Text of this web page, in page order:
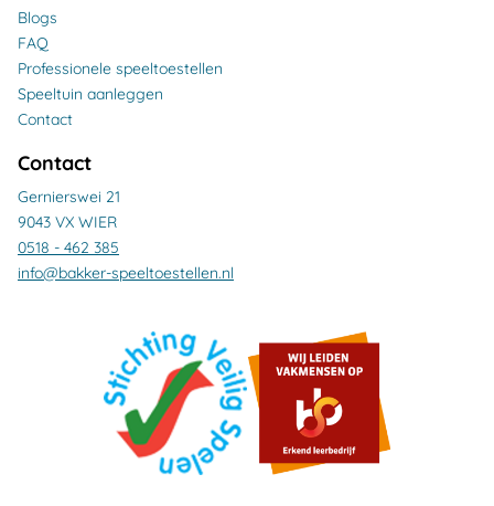
Blogs
FAQ
Professionele speeltoestellen
Speeltuin aanleggen
Contact
Contact
Gernierswei 21
9043 VX WIER
0518 - 462 385
info@bakker-speeltoestellen.nl